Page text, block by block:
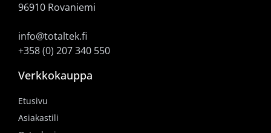
96910 Rovaniemi
info@totaltek.fi
+358 (0) 207 340 550
Verkkokauppa
Etusivu
Asiakastili